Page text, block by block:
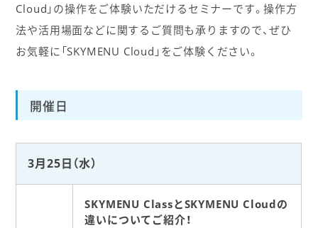
Cloud」の操作をご体験いただけるセミナーです。操作方
法や活用場面などに関するご質問も承りますので、ぜひ
お気軽に「SKYMENU Cloud」をご体験ください。
開催日
3月25日（水）
SKYMENU ClassとSKYMENU Cloudの
違いについてご紹介！